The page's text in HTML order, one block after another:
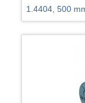
1.4404, 500